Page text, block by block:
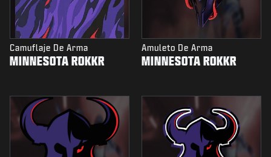
Camuflaje De Arma
MINNESOTA ROKKR
Amuleto De Arma
MINNESOTA ROKKR